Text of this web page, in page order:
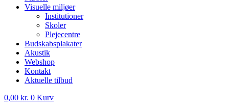
Visuelle miljøer
Institutioner
Skoler
Plejecentre
Budskabsplakater
Akustik
Webshop
Kontakt
Aktuelle tilbud
0,00 kr. 0 Kurv